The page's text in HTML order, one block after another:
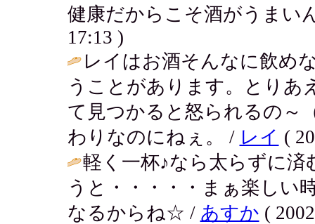
健康だからこそ酒がうまい
17:13 )
レイはお酒そんなに飲め
うことがあります。とりあ
て見つかると怒られるの～
わりなのにねぇ。 / レイ (
軽く一杯♪なら太らずに
うと・・・・・まぁ楽しい
なるからね☆ / あすか (